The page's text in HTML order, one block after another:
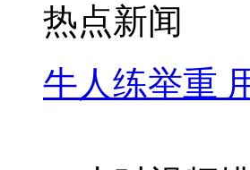
热点新闻
牛人练举重